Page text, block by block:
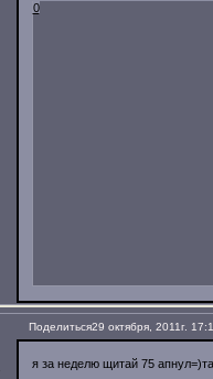
0
Поделиться29 октября, 2011г.
я за неделю щитай 75